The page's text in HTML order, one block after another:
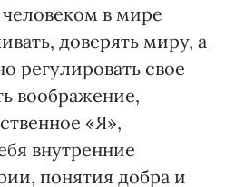
в мире
доверять миру, а
регулировать свое
воображение,
«Я»,
внутренние
понятия добра и